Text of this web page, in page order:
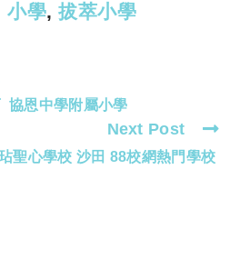
小學, 拔萃小學
協恩中學附屬小學
Next Post
聖心學校 沙田 88校網熱門學校